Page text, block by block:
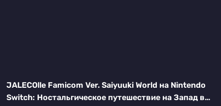
JALECOlle Famicom Ver. Saiyuuki World на Nintendo
Switch: Ностальгическое путешествие на Запад в